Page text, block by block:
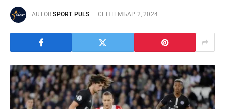
AUTOR SPORT PULS СЕПТЕМБАР 2, 2024